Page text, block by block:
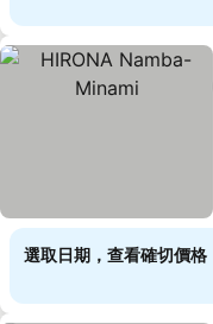
選取日期，查看確切價格